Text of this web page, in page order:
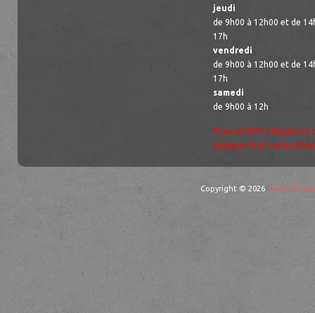
jeudi
de 9h00 à 12h00 et de
17h
vendredi
de 9h00 à 12h00 et de
17h
samedi
de 9h00 à 12h
Prise de RDV obligatoire
passeports et cartes
Copyright © 2026 mairie